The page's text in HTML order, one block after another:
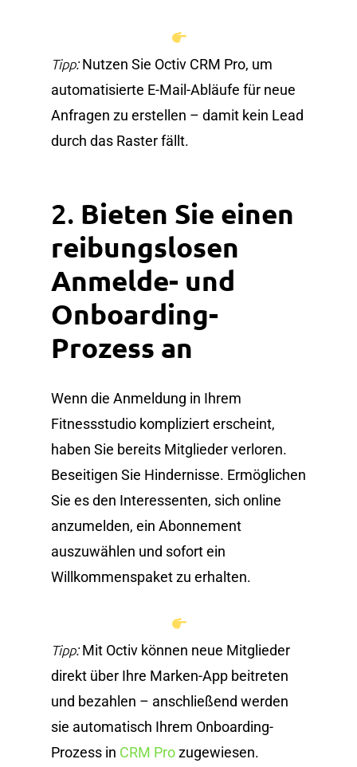
Tipp:Nutzen Sie Octiv CRM Pro, um
automatisierte E-Mail-Abläufe für neue
Anfragen zu erstellen – damit kein Lead
durch das Raster fällt.
2. Bieten Sie einen
reibungslosen
Anmelde- und
Onboarding-
Prozess an
Wenn die Anmeldung in Ihrem
Fitnessstudio kompliziert erscheint,
haben Sie bereits Mitglieder verloren.
Beseitigen Sie Hindernisse. Ermöglichen
Sie es den Interessenten, sich online
anzumelden, ein Abonnement
auszuwählen und sofort ein
Willkommenspaket zu erhalten.
Tipp:Mit Octiv können neue Mitglieder
direkt über Ihre Marken-App beitreten
und bezahlen – anschließend werden
sie automatisch Ihrem Onboarding-
Prozess in CRM Prozugewiesen.